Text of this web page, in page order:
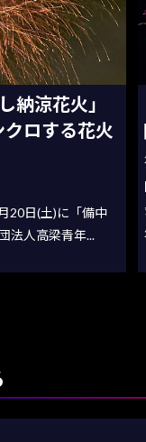
納涼花火」
ロする花火
20日(土)に「備中
法人高梁青年...